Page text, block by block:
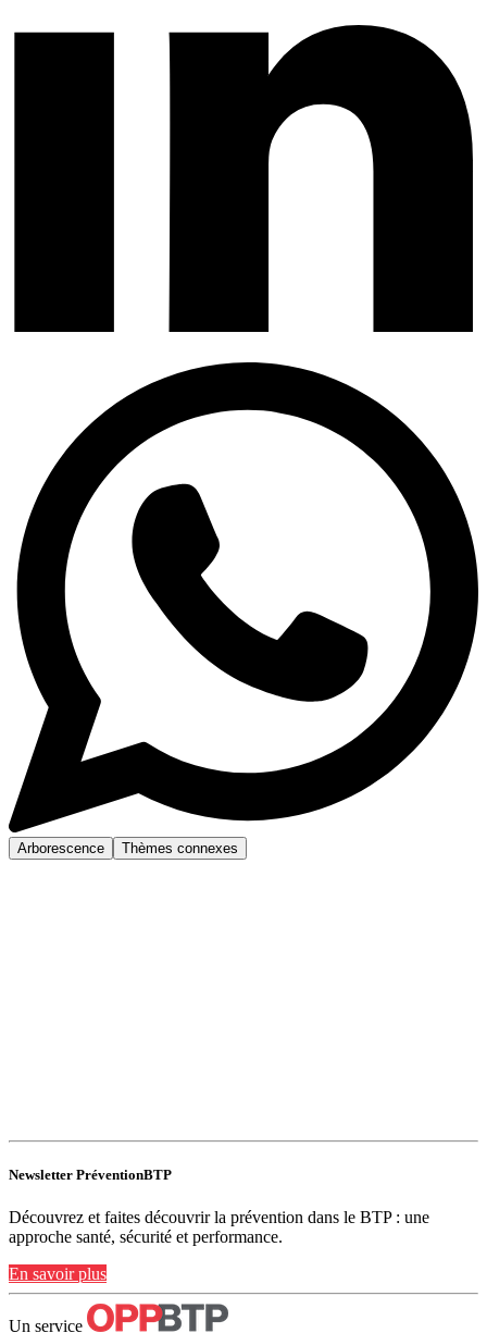
Arborescence Thèmes connexes
Newsletter PréventionBTP
Découvrez et faites découvrir la prévention dans le BTP : une
approche santé, sécurité et performance.
En savoir plus
Un service